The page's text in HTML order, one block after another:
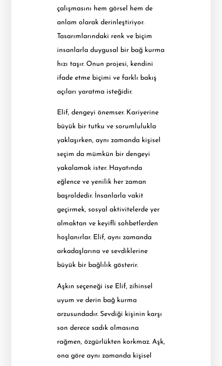
çalışmasını hem görsel hem de
anlam olarak derinleştiriyor.
Tasarımlarındaki renk ve biçim
insanlarla duygusal bir bağ kurma
hızı taşır. Onun projesi, kendini
ifade etme biçimi ve farklı bakış
açıları yaratma isteğidir.
Elif, dengeyi önemser. Kariyerine
büyük bir tutku ve sorumlulukla
yaklaşırken, aynı zamanda kişisel
seçim da mümkün bir dengeyi
yakalamak ister. Hayatında
eğlence ve yenilik her zaman
başroldedir. İnsanlarla vakit
geçirmek, sosyal aktivitelerde yer
almaktan ve keyifli sohbetlerden
hoşlanırlar. Elif, aynı zamanda
arkadaşlarına ve sevdiklerine
büyük bir bağlılık gösterir.
Aşkın seçeneği ise Elif, zihinsel
uyum ve derin bağ kurma
arzusundadır. Sevdiği kişinin karşı
son derece sadık olmasına
rağmen, özgürlükten korkmaz. Aşk,
ona göre aynı zamanda kişisel